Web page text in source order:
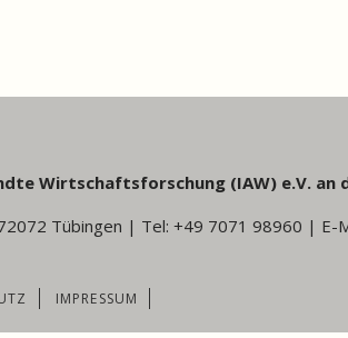
Wirtschaftsforschung (IAW) e.V. an
Tübingen | Tel: +49 7071 98960 | E-
IMPRESSUM